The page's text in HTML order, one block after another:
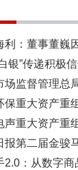
利：董事董巍
银”传递积极
持公司股份不
场监督管理总
序”答记者问
保重大资产重
声重大资产重
报第二届金骏
2.0：从数字